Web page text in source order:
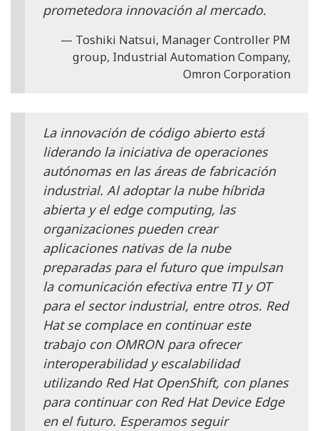
prometedora innovación al mercado.
Toshiki Natsui, Manager Controller PM
group, Industrial Automation Company,
Omron Corporation
La innovación de código abierto está
liderando la iniciativa de operaciones
autónomas en las áreas de fabricación
industrial. Al adoptar la nube híbrida
abierta y el edge computing, las
organizaciones pueden crear
aplicaciones nativas de la nube
preparadas para el futuro que impulsan
la comunicación efectiva entre TI y OT
para el sector industrial, entre otros. Red
Hat se complace en continuar este
trabajo con OMRON para ofrecer
interoperabilidad y escalabilidad
utilizando Red Hat OpenShift, con planes
para continuar con Red Hat Device Edge
en el futuro. Esperamos seguir